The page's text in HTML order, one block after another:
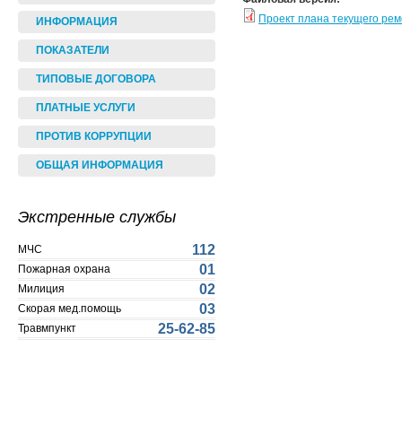
ИНФОРМАЦИЯ
ПОКАЗАТЕЛИ
ТИПОВЫЕ ДОГОВОРА
ПЛАТНЫЕ УСЛУГИ
ПРОТИВ КОРРУПЦИИ
ОБЩАЯ ИНФОРМАЦИЯ
Экстренные службы
МЧС 112
Пожарная охрана 01
Милиция 02
Скорая мед.помощь 03
Травмпункт 25-62-85
Проект плана текущего